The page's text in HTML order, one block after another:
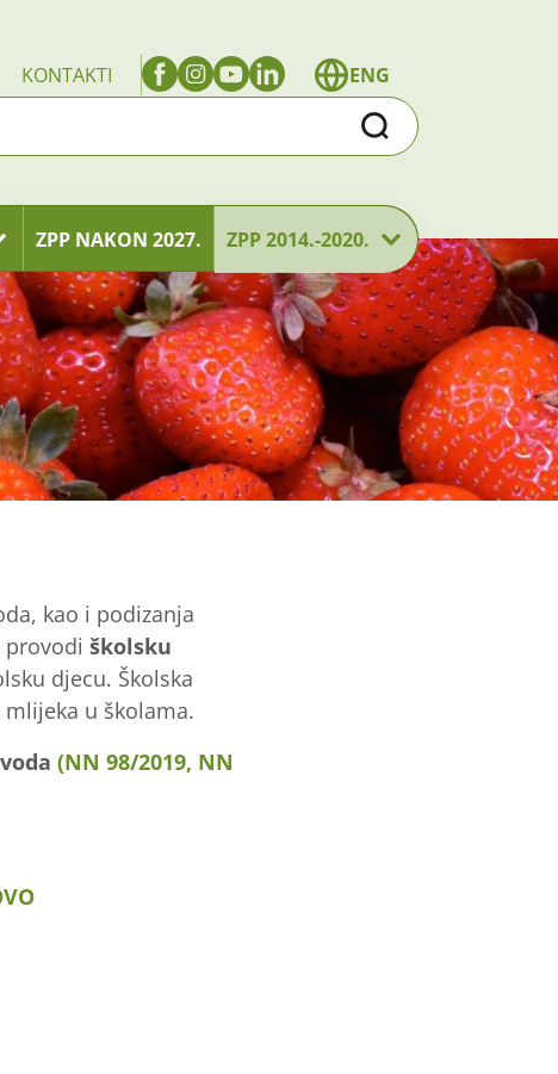
KONTAKTI
ENG
Traži
ZPP NAKON 2027. ZPP 2014.-2020.
kao i podizanja
provodi školsku
djecu. Školska
u školama.
(NN 98/2019, NN